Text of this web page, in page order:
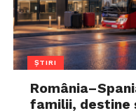
ȘTIRI
familii, destine